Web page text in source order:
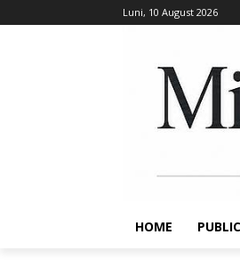
Luni, 10 August 2026
HOME